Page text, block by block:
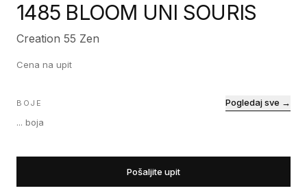
1485 BLOOM UNI SOURIS
Creation 55 Zen
Cena na upit
BOJE
... boja
Pogledaj sve →
Pošaljite upit